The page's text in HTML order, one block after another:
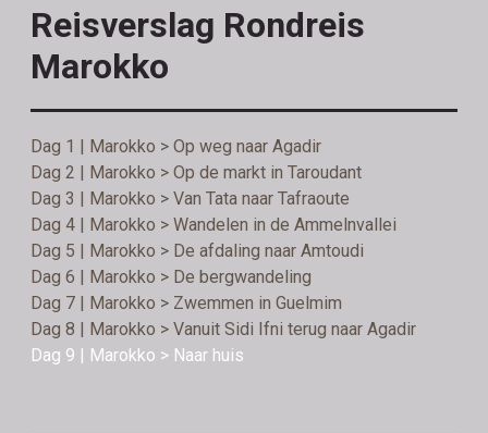
Reisverslag Rondreis
Marokko
Dag 1 | Marokko > Op weg naar Agadir
Dag 2 | Marokko > Op de markt in Taroudant
Dag 3 | Marokko > Van Tata naar Tafraoute
Dag 4 | Marokko > Wandelen in de Ammelnvallei
Dag 5 | Marokko > De afdaling naar Amtoudi
Dag 6 | Marokko > De bergwandeling
Dag 7 | Marokko > Zwemmen in Guelmim
Dag 8 | Marokko > Vanuit Sidi Ifni terug naar Agadir
Dag 9 | Marokko > Naar huis